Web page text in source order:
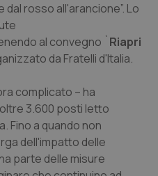
di Bolzano
rosso all'arancione”. Lo
al convegno `Riapri
da Fratelli d'Italia.
complicato – ha
3.600 posti letto
Fino a quando non
dell'impatto delle
parte delle misure